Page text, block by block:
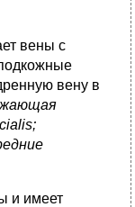
вены с
вену в
и имеет